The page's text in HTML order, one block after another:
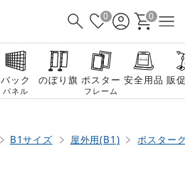
0 0
バック
パネル
のぼり旗 ポスター
フレーム
安全用品 販
B1サイズ 屋外用(B1) ポスター